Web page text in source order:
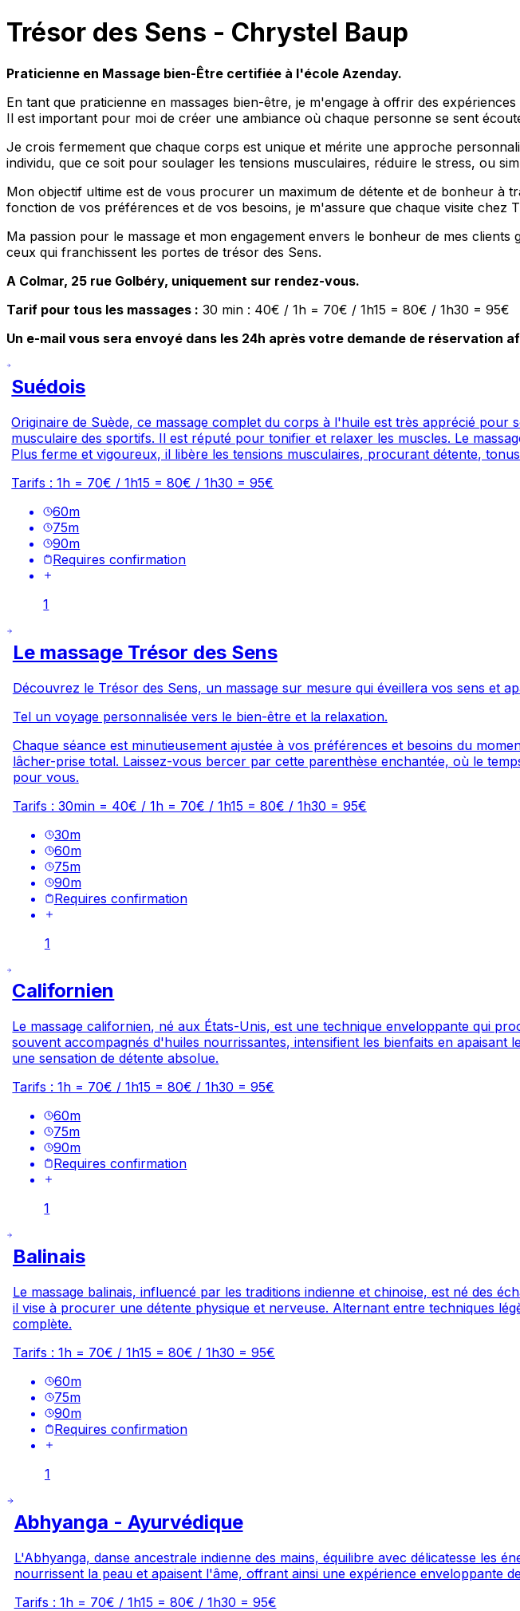
Trésor des Sens - Chrystel Baup
Praticienne en Massage bien-Être certifiée à l'école Azenday.
En tant que praticienne en massages bien-être, je m'engage à offrir des
Il est important pour moi de créer une ambiance où chaque personne se sent
Je crois fermement que chaque corps est unique et mérite une approche
individu, que ce soit pour soulager les tensions musculaires, réduire le stress, ou
Mon objectif ultime est de vous procurer un maximum de détente et de bonheur à
fonction de vos préférences et de vos besoins, je m'assure que chaque visite chez
Ma passion pour le massage et mon engagement envers le bonheur de mes
ceux qui franchissent les portes de trésor des Sens.
A Colmar, 25 rue Golbéry, uniquement sur rendez-vous.
Tarif pour tous les massages : 30 min : 40€ / 1h = 70€ / 1h15 = 80€ / 1h30 = 95€
Un e-mail vous sera envoyé dans les 24h après votre demande de réservation
Suédois
Originaire de Suède, ce massage complet du corps à l'huile est très apprécié
musculaire des sportifs. Il est réputé pour tonifier et relaxer les muscles. Le
Plus ferme et vigoureux, il libère les tensions musculaires, procurant détente,
Tarifs : 1h = 70€ / 1h15 = 80€ / 1h30 = 95€
60m
75m
90m
Requires confirmation
1
Le massage Trésor des Sens
Découvrez le Trésor des Sens, un massage sur mesure qui éveillera vos sens et
Tel un voyage personnalisée vers le bien-être et la relaxation.
Chaque séance est minutieusement ajustée à vos préférences et besoins du
lâcher-prise total. Laissez-vous bercer par cette parenthèse enchantée, où le
pour vous.
Tarifs : 30min = 40€ / 1h = 70€ / 1h15 = 80€ / 1h30 = 95€
30m
60m
75m
90m
Requires confirmation
1
Californien
Le massage californien, né aux États-Unis, est une technique enveloppante qui
souvent accompagnés d'huiles nourrissantes, intensifient les bienfaits en
une sensation de détente absolue.
Tarifs : 1h = 70€ / 1h15 = 80€ / 1h30 = 95€
60m
75m
90m
Requires confirmation
1
Balinais
Le massage balinais, influencé par les traditions indienne et chinoise, est né des
il vise à procurer une détente physique et nerveuse. Alternant entre techniques
complète.
Tarifs : 1h = 70€ / 1h15 = 80€ / 1h30 = 95€
60m
75m
90m
Requires confirmation
1
Abhyanga - Ayurvédique
L'Abhyanga, danse ancestrale indienne des mains, équilibre avec délicatesse les
nourrissent la peau et apaisent l'âme, offrant ainsi une expérience enveloppante
Tarifs : 1h = 70€ / 1h15 = 80€ / 1h30 = 95€